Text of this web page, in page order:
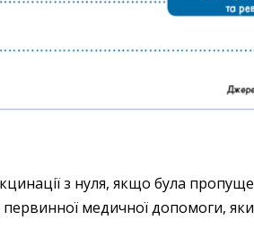
з нуля, якщо була
первинної медичної допомоги,